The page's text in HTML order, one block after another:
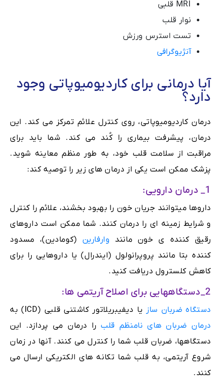
نوار قلب
تست استرس ورزش
آنژیوگرافی
آیا درمانی برای کاردیومیوپاتی وجود
دارد؟
درمان کاردیومیوپاتی، روی کنترل علائم تمرکز می کند. این
درمان، پیشرفت بیماری را کُند می کند. شما باید برای
مراقبت از سلامت قلب خود، به طور منظم معاینه شوید.
پزشک ممکن است یکی از درمان های زیر را توصیه کند:
1_ درمان دارویی:
داروها میتوانند جریان خون را بهبود بخشند، علائم را کنترل
و شرایط زمینه ای را درمان کنند. شما ممکن است داروهای
رقیق کننده ی خون مانند وارفارین (کومادین)، مسدود
کننده بتا مانند پروپرانولول (ایندرال) یا داروهایی را برای
کاهش کلسترول دریافت کنید.
2_دستگاههایی برای اصلاح آریتمی ها:
دستگاه ضربان ساز یا دیفیبریلاتور کاشتنی قلبی (ICD) به
درمان ضربان های نامنظم قلبرا درمان می پردازد. این
دستگاهها، ضربان قلب شما را کنترل می کنند. آنها در زمان
شروع آریتمی، به قلب شما تکانه های الکتریکی ارسال می
کنند.